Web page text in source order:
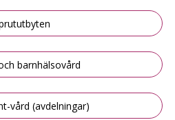
barnhälsovård
vård (avdelningar)